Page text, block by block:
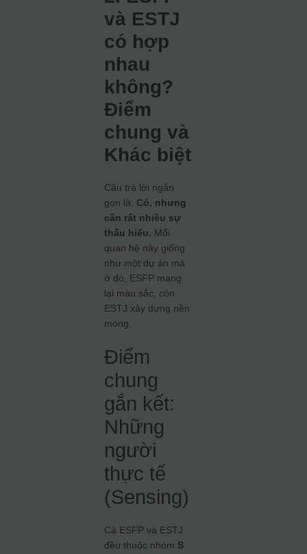
và ESTJ
có hợp
nhau
không?
Điểm
chung và
Khác biệt
Câu trả lời ngắn
gọn là: Có, nhưng
cần rất nhiều sự
thấu hiểu. Mối
quan hệ này giống
như một dự án mà
ở đó, ESFP mang
lại màu sắc, còn
ESTJ xây dựng nền
móng.
Điểm
chung
gắn kết:
Những
người
thực tế
(Sensing)
Cả ESFP và ESTJ
đều thuộc nhóm S